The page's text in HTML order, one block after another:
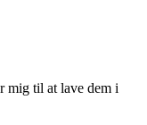
mig til at lave dem i